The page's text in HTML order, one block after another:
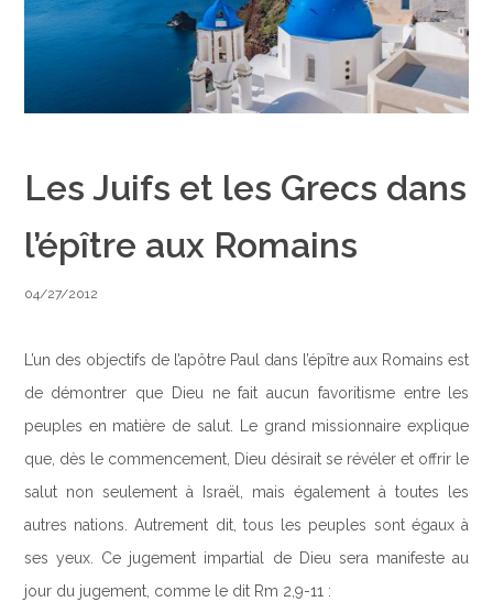
Les Juifs et les Grecs dans
l’épître aux Romains
04/27/2012
L’un des objectifs de l’apôtre Paul dans l’épître aux Romains est
de démontrer que Dieu ne fait aucun favoritisme entre les
peuples en matière de salut. Le grand missionnaire explique
que, dès le commencement, Dieu désirait se révéler et offrir le
salut non seulement à Israël, mais également à toutes les
autres nations. Autrement dit, tous les peuples sont égaux à
ses yeux. Ce jugement impartial de Dieu sera manifeste au
jour du jugement, comme le dit Rm 2,9-11 :